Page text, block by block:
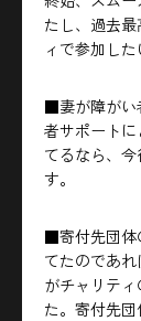
たし、過去
ィで参加した
■妻が障がい
者サポート
てるなら、
す。
■寄付先団体
てたのであ
がチャリテ
た。寄付先団